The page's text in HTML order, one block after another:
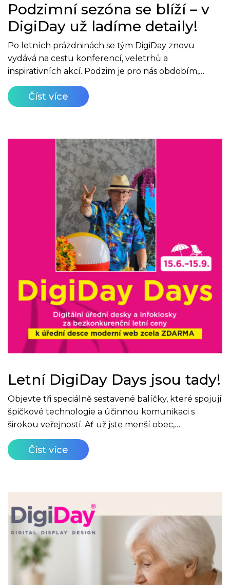
Podzimní sezóna se blíží – v
DigiDay už ladíme detaily!
Po letních prázdninách se tým DigiDay znovu
vydává na cestu konferencí, veletrhů a
inspirativních akcí. Podzim je pro nás obdobím,…
Číst více
Letní DigiDay Days jsou tady!
Objevte tři speciálně sestavené balíčky, které spojují
špičkové technologie a účinnou komunikaci s
širokou veřejností. Ať už jste menší obec,…
Číst více